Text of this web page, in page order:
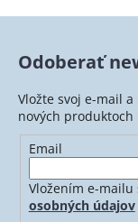
Odoberať
Vložte svoj e-mail
nových produktoch
Email
Vložením e-mailu
osobných údajov